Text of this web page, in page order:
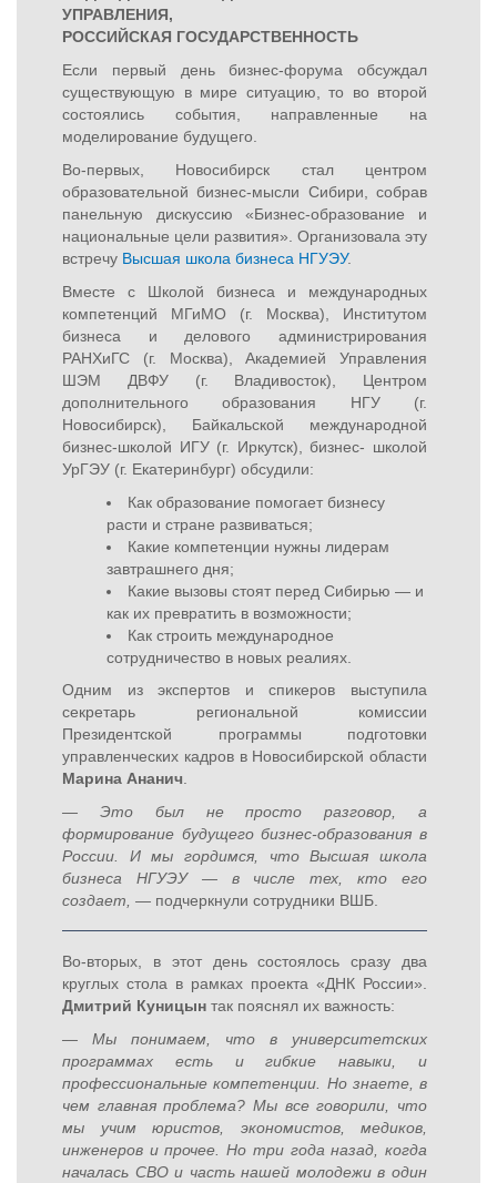
УПРАВЛЕНИЯ,
РОССИЙСКАЯ ГОСУДАРСТВЕННОСТЬ
Если первый день бизнес-форума обсуждал
существующую в мире ситуацию, то во второй
состоялись события, направленные на
моделирование будущего.
Во-первых, Новосибирск стал центром
образовательной бизнес-мысли Сибири, собрав
панельную дискуссию «Бизнес-образование и
национальные цели развития». Организовала эту
встречу Высшая школа бизнеса НГУЭУ.
Вместе с Школой бизнеса и международных
компетенций МГиМО (г. Москва), Институтом
бизнеса и делового администрирования
РАНХиГС (г. Москва), Академией Управления
ШЭМ ДВФУ (г. Владивосток), Центром
дополнительного образования НГУ (г.
Новосибирск), Байкальской международной
бизнес-школой ИГУ (г. Иркутск), бизнес- школой
УрГЭУ (г. Екатеринбург) обсудили:
Как образование помогает бизнесу
расти и стране развиваться;
Какие компетенции нужны лидерам
завтрашнего дня;
Какие вызовы стоят перед Сибирью — и
как их превратить в возможности;
Как строить международное
сотрудничество в новых реалиях.
Одним из экспертов и спикеров выступила
секретарь региональной комиссии
Президентской программы подготовки
управленческих кадров в Новосибирской области
Марина Ананич
— Это был не просто разговор, а
формирование будущего бизнес-образования в
России. И мы гордимся, что Высшая школа
бизнеса НГУЭУ — в числе тех, кто его
создает, — подчеркнули сотрудники ВШБ.
Во-вторых, в этот день состоялось сразу два
круглых стола в рамках проекта «ДНК России».
Дмитрий Куницын так пояснял их важность:
— Мы понимаем, что в университетских
программах есть и гибкие навыки, и
профессиональные компетенции. Но знаете, в
чем главная проблема? Мы все говорили, что
мы учим юристов, экономистов, медиков,
инженеров и прочее. Но три года назад, когда
началась СВО и часть нашей молодежи в один